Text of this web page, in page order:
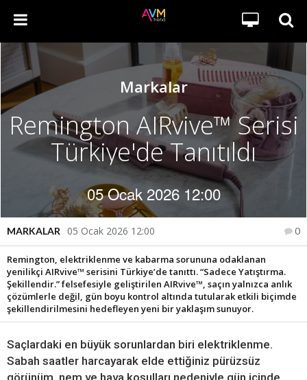
Markalar
Remington AIRvive™ Serisi
Türkiye'de Tanıtıldı
05 Ocak 2026 12:00
MARKALAR 05 Ocak 2026 12:00 0
Remington, elektriklenme ve kabarma sorununa odaklanan
yenilikçi AIRvive™ serisini Türkiye’de tanıttı. “Sadece Yatıştırma.
Şekillendir.” felsefesiyle geliştirilen AIRvive™, saçın yalnızca anlık
çözümlerle değil, gün boyu kontrol altında tutularak etkili biçimde
şekillendirilmesini hedefleyen yeni bir yaklaşım sunuyor.
Saçlardaki en büyük sorunlardan biri elektriklenme.
Sabah saatler harcayarak elde ettiğiniz pürüzsüz
görünüm, nem ve hava koşulları nedeniyle gün içinde